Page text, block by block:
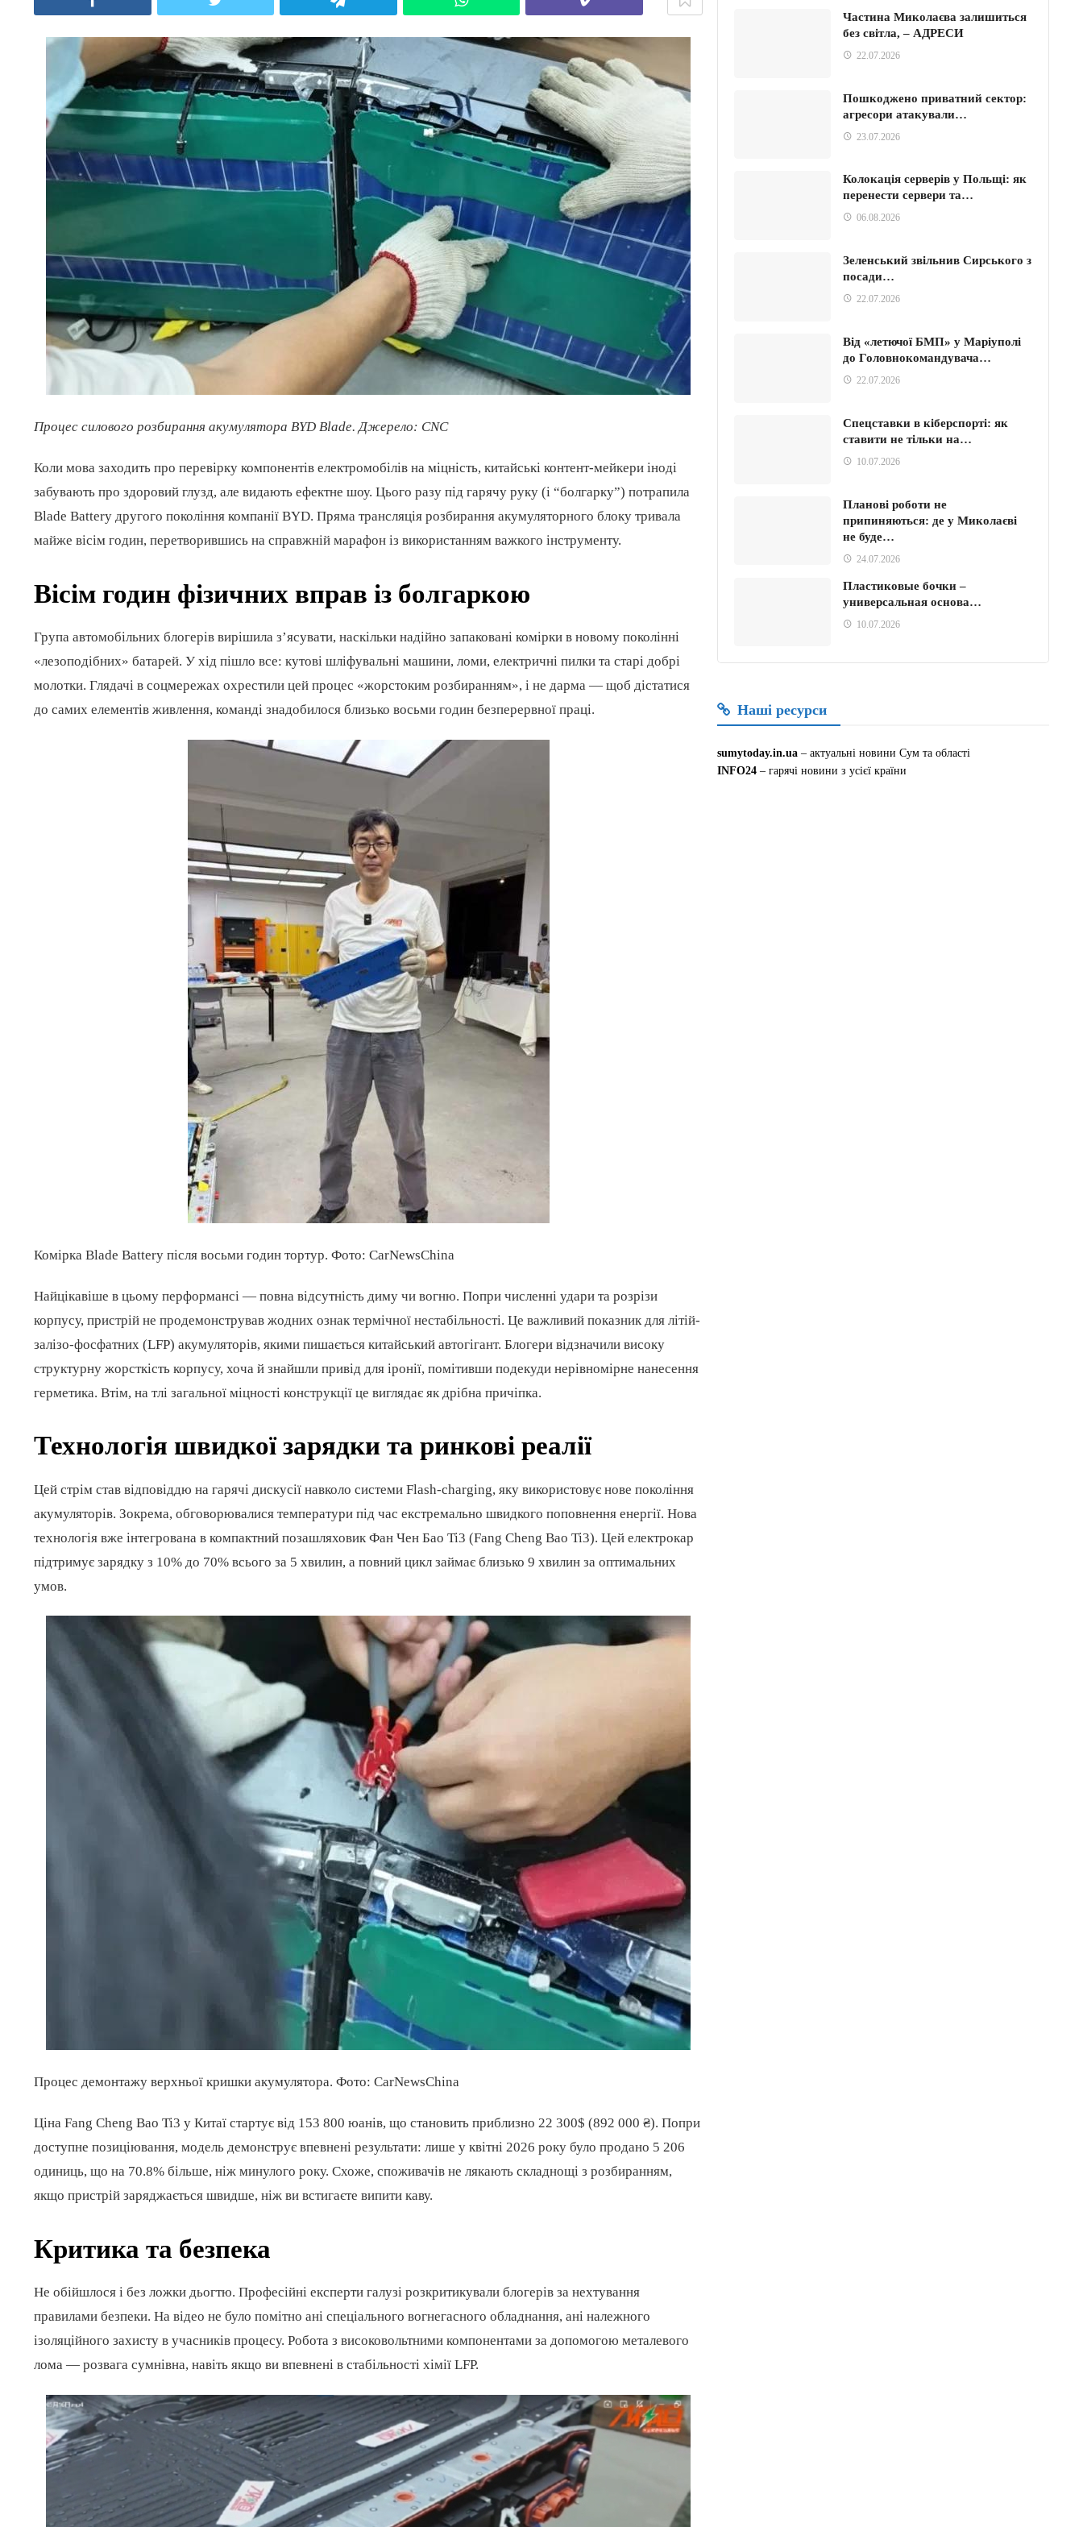
Процес силового розбирання акумулятора BYD Blade. Джерело: CNC
Коли мова заходить про перевірку компонентів електромобілів на міцність, китайські контент-мейкери іноді
забувають про здоровий глузд, але видають ефектне шоу. Цього разу під гарячу руку (і “болгарку”) потрапила
Blade Battery другого покоління компанії BYD. Пряма трансляція розбирання акумуляторного блоку тривала
майже вісім годин, перетворившись на справжній марафон із використанням важкого інструменту.
Вісім годин фізичних вправ із болгаркою
Група автомобільних блогерів вирішила з’ясувати, наскільки надійно запаковані комірки в новому поколінні
«лезоподібних» батарей. У хід пішло все: кутові шліфувальні машини, ломи, електричні пилки та старі добрі
молотки. Глядачі в соцмережах охрестили цей процес «жорстоким розбиранням», і не дарма — щоб дістатися
до самих елементів живлення, команді знадобилося близько восьми годин безперервної праці.
Комірка Blade Battery після восьми годин тортур. Фото: CarNewsChina
Найцікавіше в цьому перформансі — повна відсутність диму чи вогню. Попри численні удари та розрізи
корпусу, пристрій не продемонстрував жодних ознак термічної нестабільності. Це важливий показник для літій-
залізо-фосфатних (LFP) акумуляторів, якими пишається китайський автогігант. Блогери відзначили високу
структурну жорсткість корпусу, хоча й знайшли привід для іронії, помітивши подекуди нерівномірне нанесення
герметика. Втім, на тлі загальної міцності конструкції це виглядає як дрібна причіпка.
Технологія швидкої зарядки та ринкові реалії
Цей стрім став відповіддю на гарячі дискусії навколо системи Flash-charging, яку використовує нове покоління
акумуляторів. Зокрема, обговорювалися температури під час екстремально швидкого поповнення енергії. Нова
технологія вже інтегрована в компактний позашляховик Фан Чен Бао Ti3 (Fang Cheng Bao Ti3). Цей електрокар
підтримує зарядку з 10% до 70% всього за 5 хвилин, а повний цикл займає близько 9 хвилин за оптимальних
умов.
Процес демонтажу верхньої кришки акумулятора. Фото: CarNewsChina
Ціна Fang Cheng Bao Ti3 у Китаї стартує від 153 800 юанів, що становить приблизно 22 300$ (892 000 ₴). Попри
доступне позиціювання, модель демонструє впевнені результати: лише у квітні 2026 року було продано 5 206
одиниць, що на 70.8% більше, ніж минулого року. Схоже, споживачів не лякають складнощі з розбиранням,
якщо пристрій заряджається швидше, ніж ви встигаєте випити каву.
Критика та безпека
Не обійшлося і без ложки дьогтю. Професійні експерти галузі розкритикували блогерів за нехтування
правилами безпеки. На відео не було помітно ані спеціального вогнегасного обладнання, ані належного
ізоляційного захисту в учасників процесу. Робота з високовольтними компонентами за допомогою металевого
лома — розвага сумнівна, навіть якщо ви впевнені в стабільності хімії LFP.
Частина Миколаєва залишиться
без світла, – АДРЕСИ
22.07.2026
Пошкоджено приватний сектор:
агресори атакували…
23.07.2026
Колокація серверів у Польщі: як
перенести сервери та…
06.08.2026
Зеленський звільнив Сирського з
посади…
22.07.2026
Від «летючої БМП» у Маріуполі
до Головнокомандувача…
22.07.2026
Спецставки в кіберспорті: як
ставити не тільки на…
10.07.2026
Планові роботи не
припиняються: де у Миколаєві
не буде…
24.07.2026
Пластиковые бочки –
универсальная основа…
10.07.2026
Наші ресурси
sumytoday.in.ua – актуальні новини Сум та області
INFO24 – гарячі новини з усієї країни